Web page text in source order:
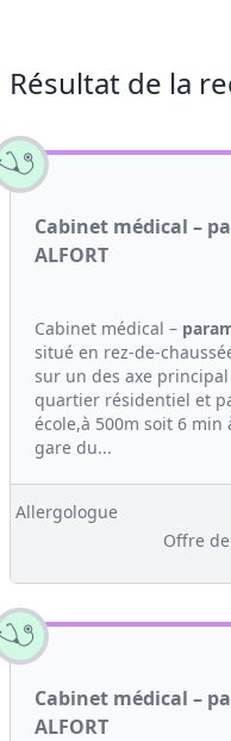
Résultat de la
Cabinet médical –
ALFORT
Cabinet médical –
situé en rez-de-
sur un des axe
quartier résidentiel et
école,à 500m soit 6 min
gare du...
Allergologue
Offre
Cabinet médical –
ALFORT